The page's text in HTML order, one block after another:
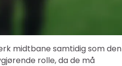
midtbane samtidig som den
rolle, da de må